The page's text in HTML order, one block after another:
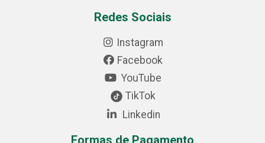
Redes Sociais
Instagram
Facebook
YouTube
TikTok
Linkedin
Formas de Pagamento